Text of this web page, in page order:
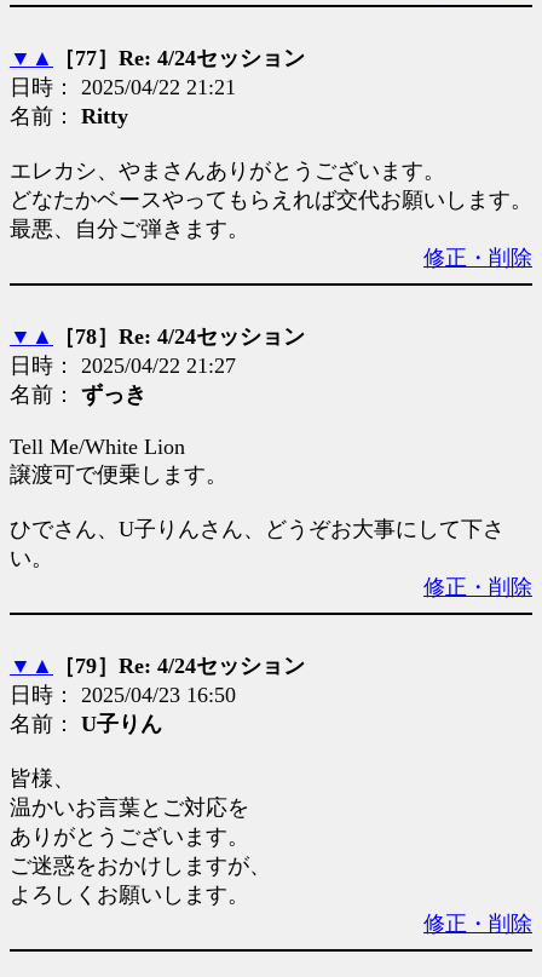
▼ ▲
［77］Re: 4/24セッション
日時： 2025/04/22 21:21
名前： Ritty
エレカシ、やまさんありがとうございます。
どなたかベースやってもらえれば交代お願いします。
最悪、自分ご弾きます。
修正・削除
▼ ▲
［78］Re: 4/24セッション
日時： 2025/04/22 21:27
名前： ずっき
Tell Me/White Lion
譲渡可で便乗します。
ひでさん、U子りんさん、どうぞお大事にして下さ
い。
修正・削除
▼ ▲
［79］Re: 4/24セッション
日時： 2025/04/23 16:50
名前： U子りん
皆様、
温かいお言葉とご対応を
ありがとうございます。
ご迷惑をおかけしますが、
よろしくお願いします。
修正・削除